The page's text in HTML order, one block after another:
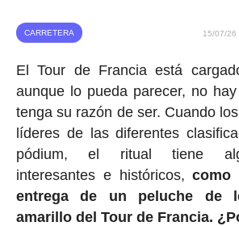
CARRETERA 15/07/26
El Tour de Francia está
aunque lo pueda parecer, no
tenga su razón de ser. Cuando
líderes de las diferentes
pódium, el ritual tiene
interesantes e históricos,como
entrega de un peluche de
amarillo del Tour de Francia.